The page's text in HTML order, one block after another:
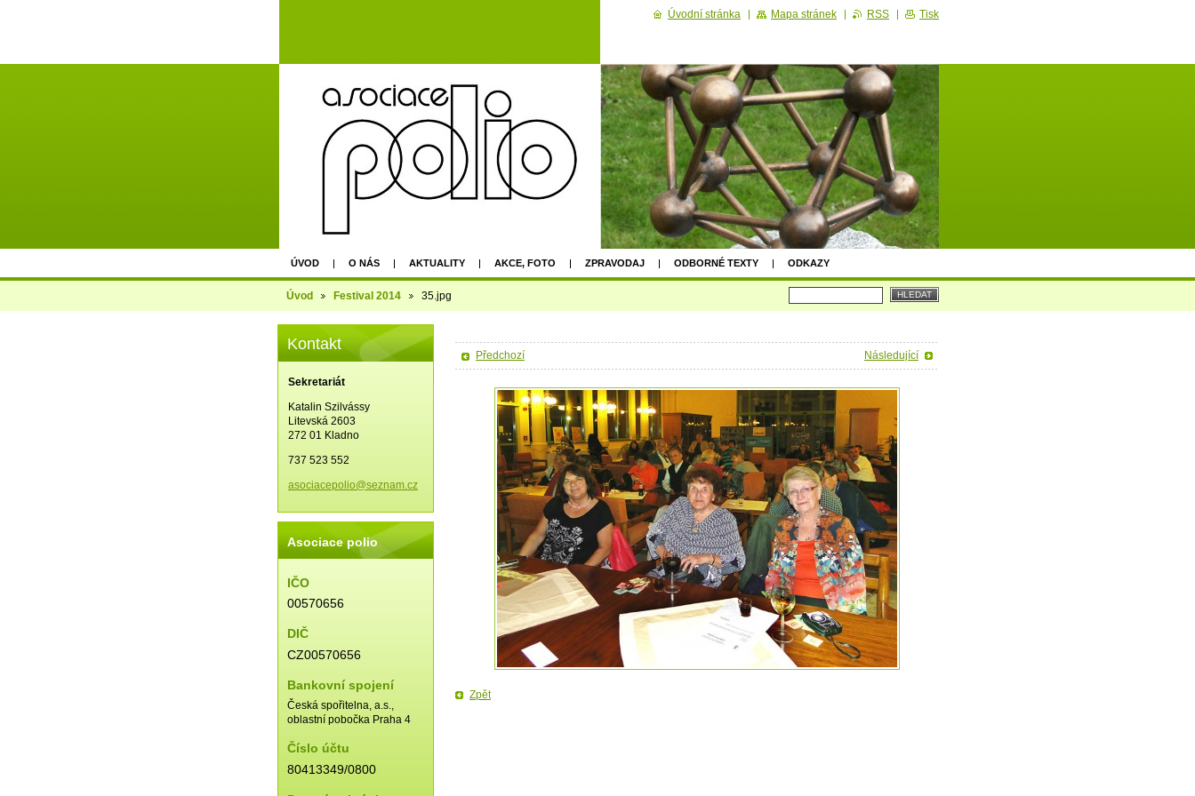
ÚVOD O NÁS AKTUALITY AKCE, FOTO ZPRAVODAJ ODBORNÉ TEXTY ODKAZY
AGM - EPU PRAGUE 2022
Úvod Festival 2014 35.jpg
Předchozí Následující
Zpět
Kontakt
Sekretariát
Katalin Szilvássy
Litevská 2603
272 01 Kladno
737 523 552
asociacepolio@seznam.cz
Asociace polio
IČO
00570656
DIČ
CZ00570656
Bankovní spojení
Česká spořitelna, a.s.,
oblastní pobočka Praha 4
Číslo účtu
80413349/0800
Úvodní stránka Mapa stránek RSS Tisk